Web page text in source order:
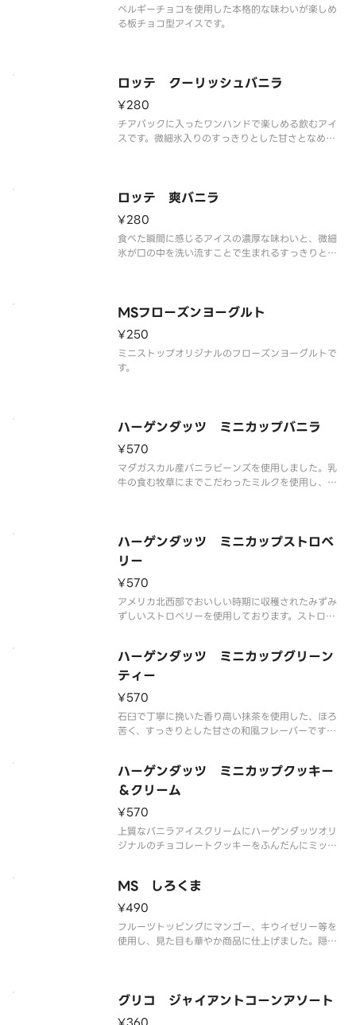
ベルギーチョコを使用した本格的な味わいが楽しめ
る板チョコ型アイスです。
ロッテ クーリッシュバニラ
¥280
チアパックに入ったワンハンドで楽しめる飲むアイ
スです。微細氷入りのすっきりとした甘さとなめら
ロッテ 爽バニラ
¥280
食べた瞬間に感じるアイスの濃厚な味わいと、微細
氷が口の中を洗い流すことで生まれるすっきりとし
※品質に配慮して配送いたしますが、商品性質上溶
MSフローズンヨーグルト
¥250
ミニストップオリジナルのフローズンヨーグルトで
す。
ハーゲンダッツ ミニカップバニラ
¥570
マダガスカル産バニラビーンズを使用しました。乳
牛の食む牧草にまでこだわったミルクを使用し、ハ
※品質に配慮して配送いたしますが、商品性質上溶
解の可
ハーゲンダッツ ミニカップストロベ
リー
¥570
アメリカ北西部でおいしい時期に収穫されたみずみ
ずしいストロベリーを使用しております。ストロベ
※品質に配慮して配送いたしますが、商品性質上溶
解の可能性もございます。ご了承の
ハーゲンダッツ ミニカップグリーン
ティー
¥570
石臼で丁寧に挽いた香り高い抹茶を使用した、ほろ
苦く、すっきりとした甘さの和風フレーバーです。
※品質に配慮して配送いたしますが、商品性質上溶
解の可能性もございます。ご了承の上ご注文くださ
ハーゲンダッツ ミニカップクッキー
＆クリーム
¥570
上質なバニラアイスクリームにハーゲンダッツオリ
ジナルのチョコレートクッキーをふんだんにミック
ます。
※品質に配慮して配送いたしますが、商品性質上溶
解の可能性もございます
MS しろくま
¥490
フルーツトッピングにマンゴー、キウイゼリー等を
使用し、見た目も華やか商品に仕上げました。隠し
解の可能性もございます。ご了承の上ご注文くださ
グリコ ジャイアントコーンアソート